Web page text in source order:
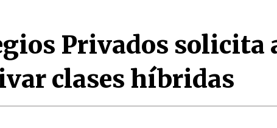
Privados
clases híbridas